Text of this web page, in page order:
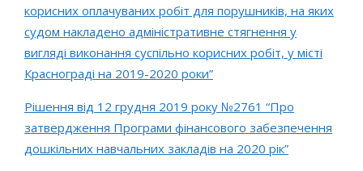
корисних оплачуваних робіт для порушників, на яких
судом накладено адміністративне стягнення у
вигляді виконання суспільно корисних робіт, у місті
Краснограді на 2019-2020 роки”
Рішення від 12 грудня 2019 року №2761 “Про
затвердження Програми фінансового забезпечення
дошкільних навчальних закладів на 2020 рік”